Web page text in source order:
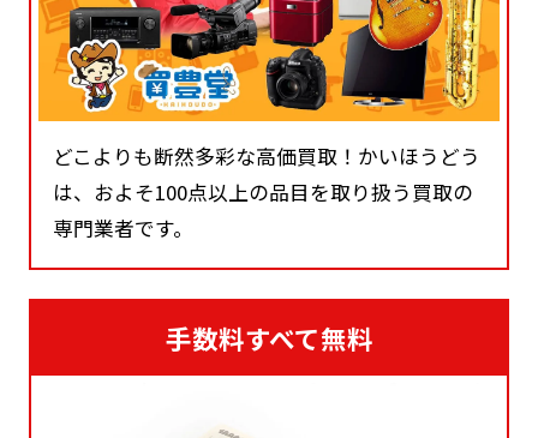
どこよりも断然多彩な高価買取！かいほうどう
は、およそ100点以上の品目を取り扱う買取の
専門業者です。
手数料すべて無料